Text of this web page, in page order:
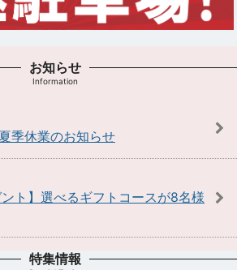
お知らせ
Information
季休業のお知らせ
ント】選べるギフトコースが8名様
特集情報